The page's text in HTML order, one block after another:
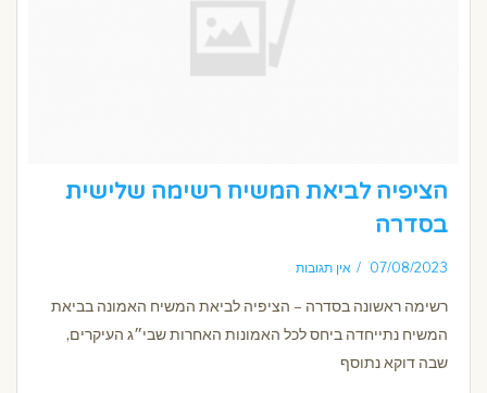
הציפיה לביאת המשיח רשימה שלישית
בסדרה
07/08/2023 אין תגובות
רשימה ראשונה בסדרה – הציפיה לביאת המשיח האמונה בביאת
המשיח נתייחדה ביחס לכל האמונות האחרות שבי״ג העיקרים,
שבה דוקא נתוסף